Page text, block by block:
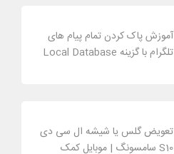
آموزش پاک کردن تمام پیام های
تلگرام با گزینه Local Database
تعویض گلس یا شیشه ال سی دی
S10 سامسونگ | موبایل کمک